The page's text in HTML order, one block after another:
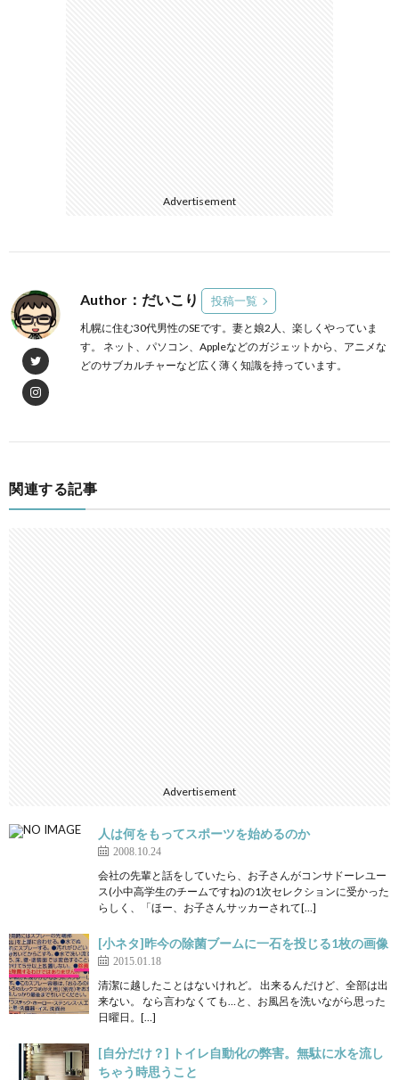
Advertisement
Author：だいこり 投稿一覧
札幌に住む30代男性のSEです。妻と娘2人、楽しくやっていま
す。 ネット、パソコン、Appleなどのガジェットから、アニメな
どのサブカルチャーなど広く薄く知識を持っています。
関連する記事
Advertisement
人は何をもってスポーツを始めるのか
2008.10.24
会社の先輩と話をしていたら、お子さんがコンサドーレユー
ス(小中高学生のチームですね)の1次セレクションに受かった
らしく、「ほー、お子さんサッカーされて[…]
[小ネタ]昨今の除菌ブームに一石を投じる1枚の画像
2015.01.18
清潔に越したことはないけれど。 出来るんだけど、全部は出
来ない。 なら言わなくても…と、お風呂を洗いながら思った
日曜日。[…]
[自分だけ？] トイレ自動化の弊害。無駄に水を流し
ちゃう時思うこと